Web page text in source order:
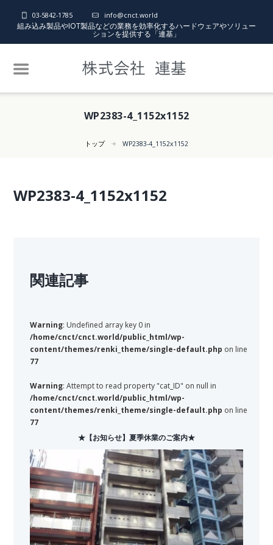
03-5842-1785 info@cnct.world
組み込み製品やIOT製品などの業務を効率化するハードウェアやソリュー
ションを提供する「連基」
WP2383-4_1152x1152
トップ WP2383-4_1152x1152
WP2383-4_1152x1152
関連記事
Warning: Undefined array key 0 in
/home/cnct/cnct.world/public_html/wp-
content/themes/renki_theme/single-default.php on line
77
Warning: Attempt to read property "cat_ID" on null in
/home/cnct/cnct.world/public_html/wp-
content/themes/renki_theme/single-default.php on line
77
★【お知らせ】夏季休業のご案内★